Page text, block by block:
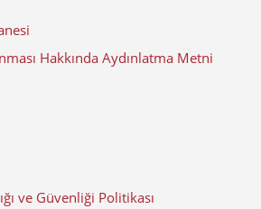
Hakkında Aydınlatma Metni
ve Güvenliği Politikası